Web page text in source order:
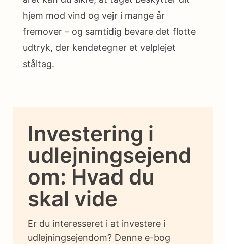
hjem mod vind og vejr i mange år
fremover – og samtidig bevare det flotte
udtryk, der kendetegner et velplejet
ståltag.
Investering i
udlejningsejend
om: Hvad du
skal vide
Er du interesseret i at investere i
udlejningsejendom? Denne e-bog